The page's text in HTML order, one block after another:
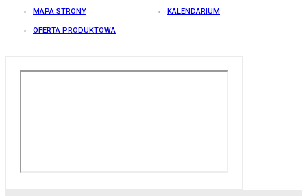
MAPA STRONY KALENDARIUM
OFERTA PRODUKTOWA